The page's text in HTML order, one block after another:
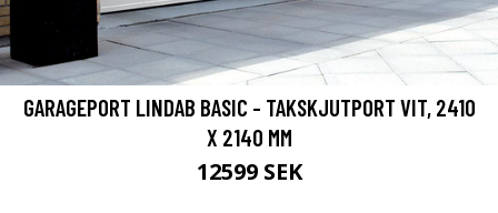
GARAGEPORT LINDAB BASIC - TAKSKJUTPORT VIT, 2410
X 2140 MM
12599 SEK